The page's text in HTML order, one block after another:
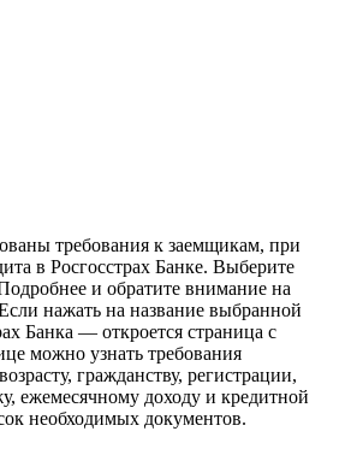
требования к заемщикам, при
в Росгосстрах Банке. Выберите
и обратите внимание на
нажать на название выбранной
Банка — откроется страница с
можно узнать требования
гражданству, регистрации,
ежемесячному доходу и кредитной
необходимых документов.